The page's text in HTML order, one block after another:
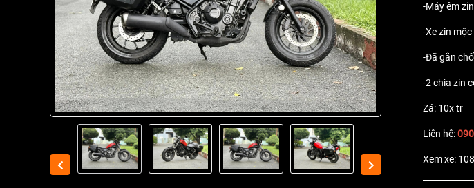
-Máy êm
-Xe zin
-Đã gắn
-2 chìa zin
Zá: 10x tr
Liên hệ:
Xem xe: